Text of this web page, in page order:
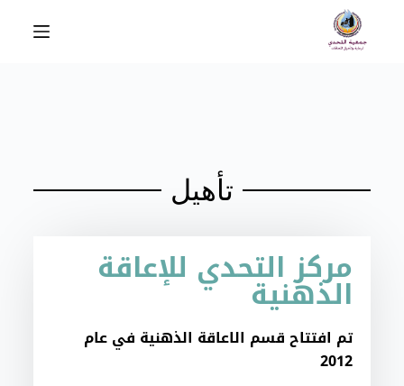
تأهيل
مركز التحدي للإعاقة
الذهنية
تم افتتاح قسم الاعاقة الذهنية في عام
2012